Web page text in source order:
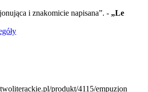
i znakomicie napisana”. - „Le
produkt/4115/empuzjon